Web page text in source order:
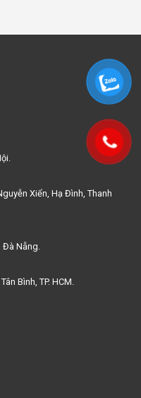
Xiển, Hạ Đình, Thanh
Đà Nẵng.
Bình, TP. HCM.